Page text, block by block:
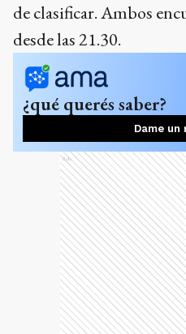
de clasificar. Ambos
desde las 21.30.
¿qué querés saber?
Dame un
Ads